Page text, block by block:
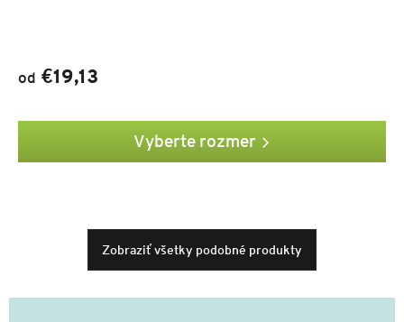
od €19,13
Vyberte rozmer
Zobraziť všetky podobné produkty